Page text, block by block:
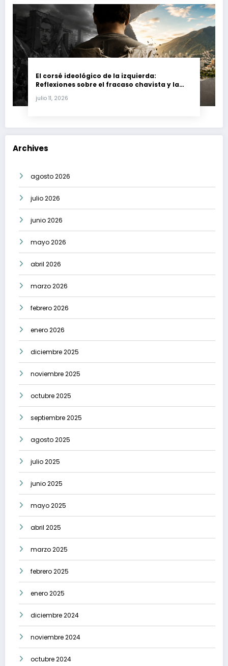
El corsé ideológico de la izquierda:
Reflexiones sobre el fracaso chavista y la
julio 11, 2026
Archives
agosto 2026
julio 2026
junio 2026
mayo 2026
abril 2026
marzo 2026
febrero 2026
enero 2026
diciembre 2025
noviembre 2025
octubre 2025
septiembre 2025
agosto 2025
julio 2025
junio 2025
mayo 2025
abril 2025
marzo 2025
febrero 2025
enero 2025
diciembre 2024
noviembre 2024
octubre 2024